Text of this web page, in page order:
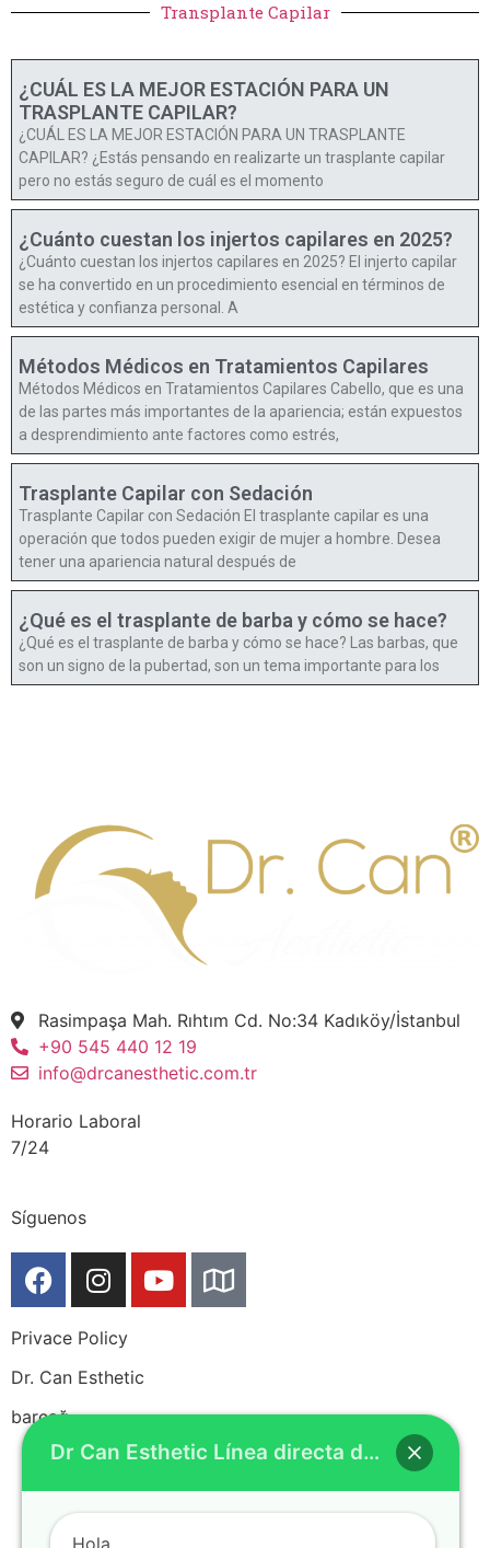
Transplante Capilar
¿CUÁL ES LA MEJOR ESTACIÓN PARA UN
TRASPLANTE CAPILAR?
¿CUÁL ES LA MEJOR ESTACIÓN PARA UN TRASPLANTE
CAPILAR? ¿Estás pensando en realizarte un trasplante capilar
pero no estás seguro de cuál es el momento
¿Cuánto cuestan los injertos capilares en 2025?
¿Cuánto cuestan los injertos capilares en 2025? El injerto capilar
se ha convertido en un procedimiento esencial en términos de
estética y confianza personal. A
Métodos Médicos en Tratamientos Capilares
Métodos Médicos en Tratamientos Capilares Cabello, que es una
de las partes más importantes de la apariencia; están expuestos
a desprendimiento ante factores como estrés,
Trasplante Capilar con Sedación
Trasplante Capilar con Sedación El trasplante capilar es una
operación que todos pueden exigir de mujer a hombre. Desea
tener una apariencia natural después de
¿Qué es el trasplante de barba y cómo se hace?
¿Qué es el trasplante de barba y cómo se hace? Las barbas, que
son un signo de la pubertad, son un tema importante para los
Rasimpaşa Mah. Rıhtım Cd. No:34 Kadıköy/İstanbul
+90 545 440 12 19
info@drcanesthetic.com.tr
Horario Laboral
7/24
Síguenos
Privace Policy
Dr. Can Esthetic
barçağ
Dr Can Esthetic Línea directa de Whatsapp
Hola,